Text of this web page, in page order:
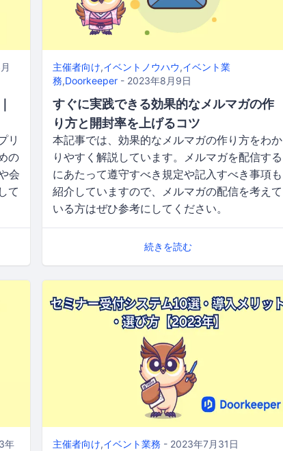
リ
の
会
て
主催者向け,イベントノウハウ,イベント業
務,Doorkeeper - 2023年8月9日
すぐに実践できる効果的なメルマガの作
り方と開封率を上げるコツ
本記事では、効果的なメルマガの作り方をわか
りやすく解説しています。メルマガを配信する
にあたって遵守すべき規定や記入すべき事項も
紹介していますので、メルマガの配信を考えて
いる方はぜひ参考にしてください。
続きを読む
年
主催者向け,イベント業務 - 2023年7月31日